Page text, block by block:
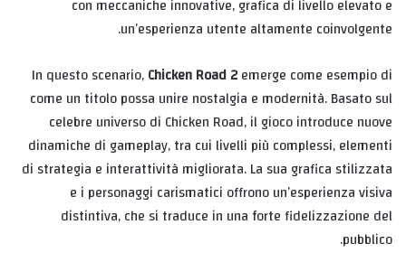
con meccaniche innovative, grafica di livello elevato e
un’esperienza utente altamente coinvolgente.
In questo scenario,Chicken Road 2emerge come esempio di
come un titolo possa unire nostalgia e modernità. Basato sul
celebre universo di Chicken Road, il gioco introduce nuove
dinamiche di gameplay, tra cui livelli più complessi, elementi
di strategia e interattività migliorata. La sua grafica stilizzata
e i personaggi carismatici offrono un’esperienza visiva
distintiva, che si traduce in una forte fidelizzazione del
pubblico.